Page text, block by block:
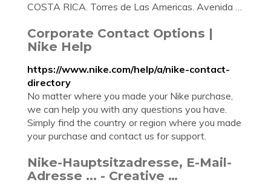
COSTA RICA. Torres de Las Americas. Avenida …
Corporate Contact Options |
Nike Help
https://www.nike.com/help/a/nike-contact-
directory
No matter where you made your Nike purchase,
we can help you with any questions you have.
Simply find the country or region where you made
your purchase and contact us for support.
Nike-Hauptsitzadresse, E-Mail-
Adresse ... - Creative …